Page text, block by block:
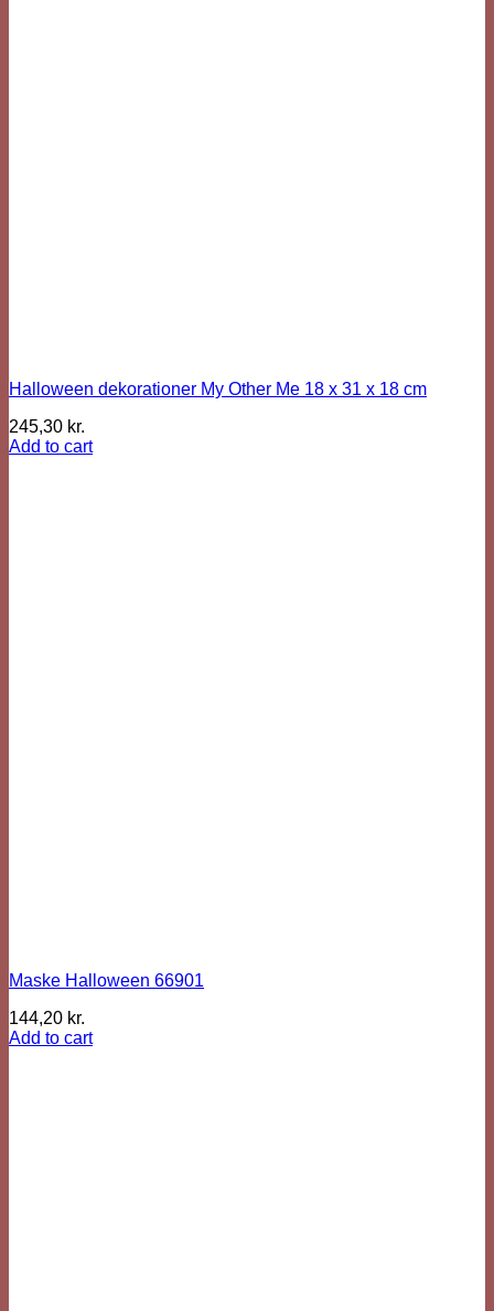
Halloween dekorationer My Other Me 18 x 31 x 18 cm
245,30 kr.
Add to cart
Maske Halloween 66901
144,20 kr.
Add to cart